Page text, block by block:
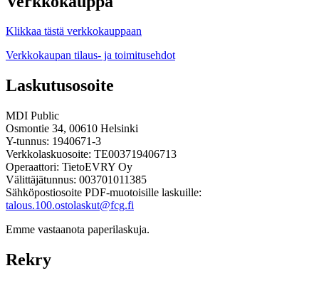
Klikkaa tästä verkkokauppaan
Verkkokaupan tilaus- ja toimitusehdot
Laskutusosoite
MDI Public
Osmontie 34, 00610 Helsinki
Y-tunnus: 1940671-3
Verkkolaskuosoite: TE003719406713
Operaattori: TietoEVRY Oy
Välittäjätunnus: 003701011385
Sähköpostiosoite PDF-muotoisille laskuille:
talous.100.ostolaskut@fcg.fi
Emme vastaanota paperilaskuja.
Rekry